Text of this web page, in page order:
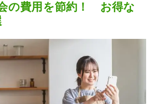
の費用を節約！ お得な